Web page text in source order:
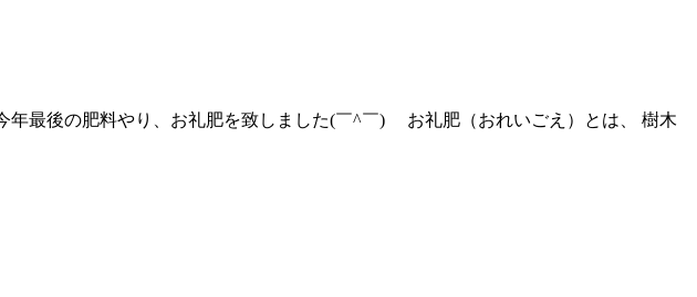
最後の肥料やり、お礼肥を致しました(￣^￣)ゞ お礼肥（おれいごえ）とは、 樹木